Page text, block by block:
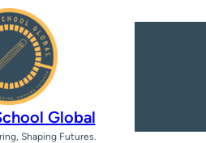
Global
Shaping Futures.